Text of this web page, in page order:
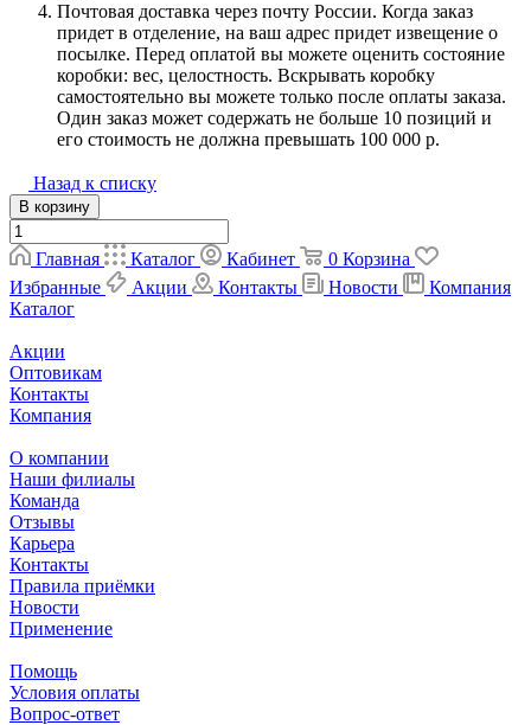
Почтовая доставка через почту России. Когда заказ
придет в отделение, на ваш адрес придет извещение о
посылке. Перед оплатой вы можете оценить состояние
коробки: вес, целостность. Вскрывать коробку
самостоятельно вы можете только после оплаты заказа.
Один заказ может содержать не больше 10 позиций и
его стоимость не должна превышать 100 000 р.
Назад к списку
В корзину
Главная Каталог Кабинет 0 Корзина
Избранные
Акции Контакты Новости
Компания
Каталог
Акции
Оптовикам
Контакты
Компания
О компании
Наши филиалы
Команда
Отзывы
Карьера
Контакты
Правила приёмки
Новости
Применение
Помощь
Условия оплаты
Вопрос-ответ